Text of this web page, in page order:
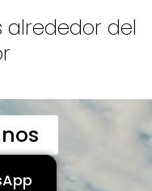
del